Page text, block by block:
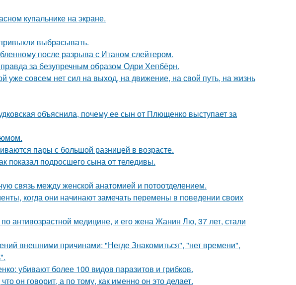
купальнике на экране.
выбрасывать.
после разрыва с Итаном слейтером.
за безупречным образом Одри Хепбёрн.
совсем нет сил на выход, на движение, на свой путь, на жизнь
объяснила, почему ее сын от Плющенко выступает за
пары с большой разницей в возрасте.
подросшего сына от теледивы.
связь между женской анатомией и потоотделением.
когда они начинают замечать перемены в поведении своих
антивозрастной медицине, и его жена Жанин Лю, 37 лет, стали
внешними причинами: "Негде Знакомиться", "нет времени",
убивают более 100 видов паразитов и грибков.
он говорит, а по тому, как именно он это делает.